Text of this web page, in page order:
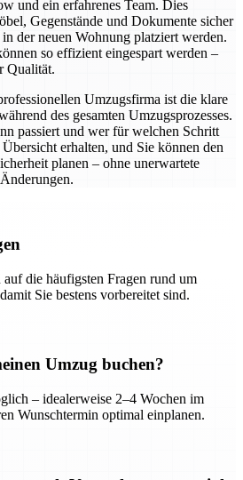
und ein erfahrenes Team. Dies
Gegenstände und Dokumente sicher
der neuen Wohnung platziert werden.
so effizient eingespart werden –
Qualität.
Umzugsfirma ist die klare
des gesamten Umzugsprozesses.
passiert und wer für welchen Schritt
erhalten, und Sie können den
planen – ohne unerwartete
die häufigsten Fragen rund um
Sie bestens vorbereitet sind.
Umzug buchen?
– idealerweise 2–4 Wochen im
Wunschtermin optimal einplanen.